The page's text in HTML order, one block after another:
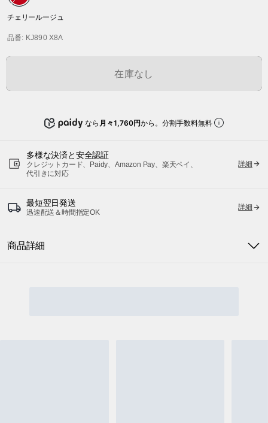
チェリールージュ
品番: KJ890 X8A
在庫なし
なら 月々1,760円から。分割手数料無料
多様な決済と安全認証
クレジットカード、Paidy、Amazon Pay、楽天ペイ、
代引きに対応
詳細
最短翌日発送
迅速配送＆時間指定OK
詳細
商品詳細